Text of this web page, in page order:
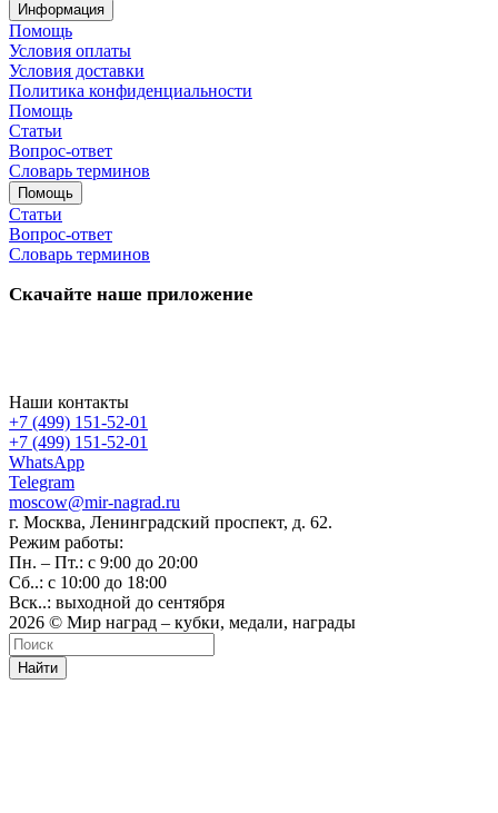
Информация
Помощь
Условия оплаты
Условия доставки
Политика конфиденциальности
Помощь
Статьи
Вопрос-ответ
Словарь терминов
Помощь
Статьи
Вопрос-ответ
Словарь терминов
Скачайте наше приложение
Наши контакты
+7 (499) 151-52-01
+7 (499) 151-52-01
WhatsApp
Telegram
moscow@mir-nagrad.ru
г. Москва, Ленинградский проспект, д. 62.
Режим работы:
Пн. – Пт.: с 9:00 до 20:00
Сб..: с 10:00 до 18:00
Вск..: выходной до сентября
2026 © Мир наград – кубки, медали, награды
Найти